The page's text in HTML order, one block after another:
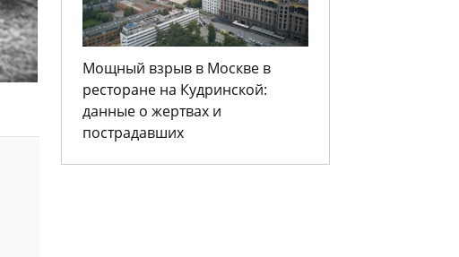
Мощный взрыв в Москве в
ресторане на Кудринской:
данные о жертвах и
пострадавших